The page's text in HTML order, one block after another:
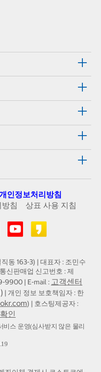
인정보처리방침
침
상표 사용 지침
동 163-3) | 대표자 : 조민수
신판매업 신고번호 : 제
9900 | E-mail : 고객센터
| 개인 정보 보호책임자 : 한
) | 호스팅제공자 :
인
비스 운영(심사받지 않은 물리